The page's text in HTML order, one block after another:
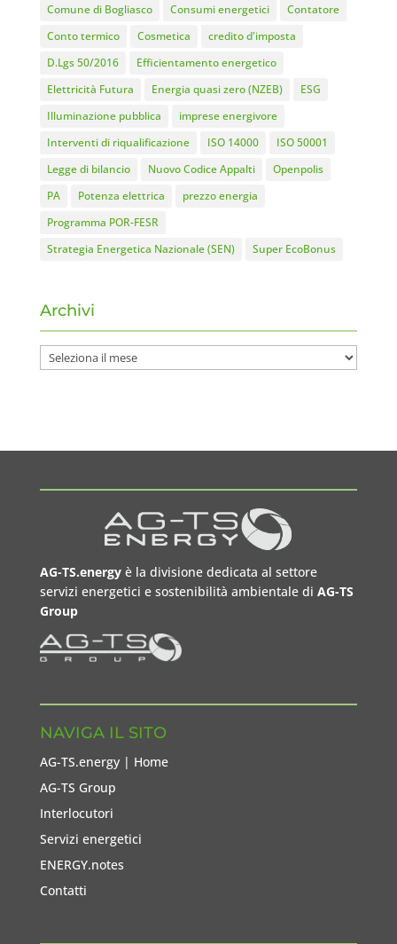
Comune di Bogliasco
Consumi energetici
Contatore
Conto termico
Cosmetica
credito d'imposta
D.Lgs 50/2016
Efficientamento energetico
Elettricità Futura
Energia quasi zero (NZEB)
ESG
Illuminazione pubblica
imprese energivore
Interventi di riqualificazione
ISO 14000
ISO 50001
Legge di bilancio
Nuovo Codice Appalti
Openpolis
PA
Potenza elettrica
prezzo energia
Programma POR-FESR
Strategia Energetica Nazionale (SEN)
Super EcoBonus
Archivi
Archivi
AG-TS.energyè la divisione dedicata al settore
servizi energetici e sostenibilità ambientale di AG-TS
Group
NAVIGA IL SITO
AG-TS.energy | Home
AG-TS Group
Interlocutori
Servizi energetici
ENERGY.notes
Contatti